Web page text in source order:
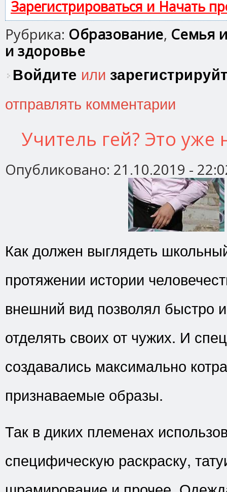
Зарегистрироваться и Начать
Рубрика: Образование, Семья
и здоровье
Войдите или
отправлять комментарии
Учитель гей? Это уже
Опубликовано: 21.10.2019 -
Как должен выглядеть
протяжении истории
внешний вид позволял быстро
отделять своих от чужих. И
создавались максимально
признаваемые образы.
Так в диких племенах
специфическую раскраску,